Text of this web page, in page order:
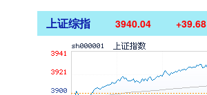
上证综指 3940.04 +39.68